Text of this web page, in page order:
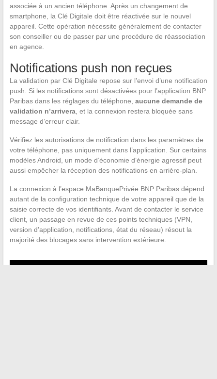
associée à un ancien téléphone. Après un changement de
smartphone, la Clé Digitale doit être réactivée sur le nouvel
appareil. Cette opération nécessite généralement de contacter
son conseiller ou de passer par une procédure de réassociation
en agence.
Notifications push non reçues
La validation par Clé Digitale repose sur l’envoi d’une notification
push. Si les notifications sont désactivées pour l’application BNP
Paribas dans les réglages du téléphone, aucune demande de
validation n’arrivera, et la connexion restera bloquée sans
message d’erreur clair.
Vérifiez les autorisations de notification dans les paramètres de
votre téléphone, pas uniquement dans l’application. Sur certains
modèles Android, un mode d’économie d’énergie agressif peut
aussi empêcher la réception des notifications en arrière-plan.
La connexion à l’espace MaBanquePrivée BNP Paribas dépend
autant de la configuration technique de votre appareil que de la
saisie correcte de vos identifiants. Avant de contacter le service
client, un passage en revue de ces points techniques (VPN,
version d’application, notifications, état du réseau) résout la
majorité des blocages sans intervention extérieure.